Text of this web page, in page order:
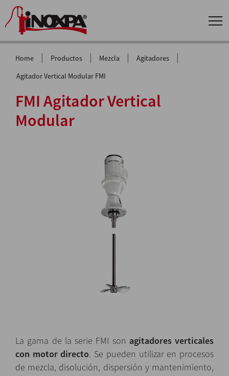
Home | Productos | Mezcla | Agitadores |
Agitador Vertical Modular FMI
FMI Agitador Vertical
Modular
La gama de la serie FMI son agitadores verticales
con motor directo. Se pueden utilizar en procesos
de mezcla, disolución, dispersión y mantenimiento,